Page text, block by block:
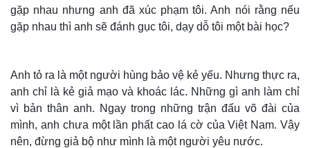
gặp nhau nhưng anh đã xúc phạm tôi. Anh nói rằng nếu
gặp nhau thì anh sẽ đánh gục tôi, dạy dỗ tôi một bài học?
Anh tỏ ra là một người hùng bảo vệ kẻ yếu. Nhưng thực ra,
anh chỉ là kẻ giả mạo và khoác lác. Những gì anh làm chỉ
vì bản thân anh. Ngay trong những trận đấu võ đài của
mình, anh chưa một lần phất cao lá cờ của Việt Nam. Vậy
nên, đừng giả bộ như mình là một người yêu nước.